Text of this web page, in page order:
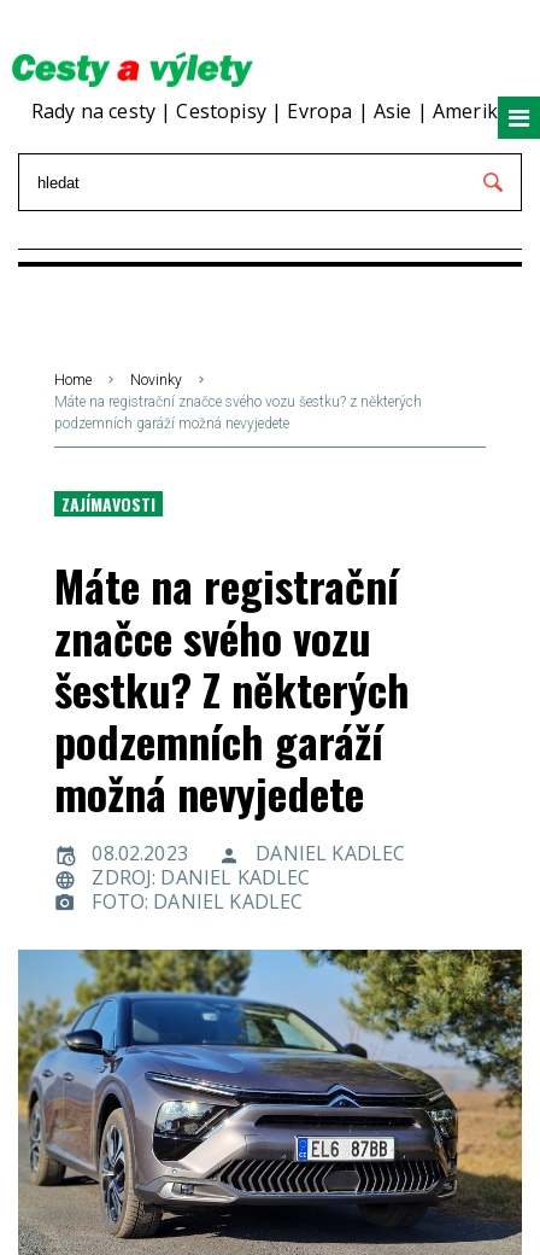
Rady na cesty | Cestopisy | Evropa | Asie | Amerika
Home
Novinky
Máte na registrační značce svého vozu šestku? z některých
podzemních garáží možná nevyjedete
ZAJÍMAVOSTI
Máte na registrační
značce svého vozu
šestku? Z některých
podzemních garáží
možná nevyjedete
08.02.2023
DANIEL KADLEC
ZDROJ: DANIEL KADLEC
FOTO: DANIEL KADLEC